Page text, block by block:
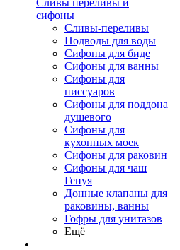
Сливы переливы и
сифоны
Сливы-переливы
Подводы для воды
Сифоны для биде
Сифоны для ванны
Сифоны для
писсуаров
Сифоны для поддона
душевого
Сифоны для
кухонных моек
Сифоны для раковин
Сифоны для чаш
Генуя
Донные клапаны для
раковины, ванны
Гофры для унитазов
Ещё